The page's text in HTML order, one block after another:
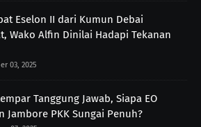
Eselon II dari Kumun Debai
Wako Alfin Dinilai Hadapi Tekanan
03, 2025
Tanggung Jawab, Siapa EO
Jambore PKK Sungai Penuh?